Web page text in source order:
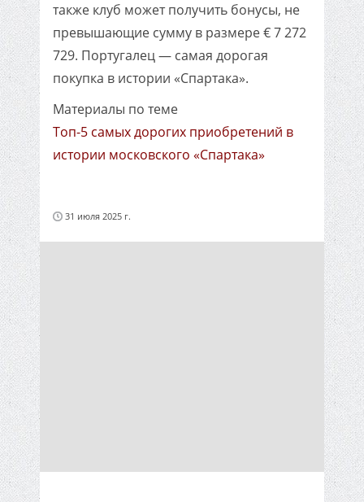
также клуб может получить бонусы, не
превышающие сумму в размере € 7 272
729. Португалец — самая дорогая
покупка в истории «Спартака».
Материалы по теме
Топ-5 самых дорогих приобретений в
истории московского «Спартака»
31 июля 2025 г.